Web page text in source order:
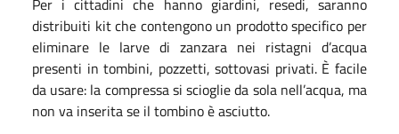
distribuiti kit che contengono un prodotto specifico per
eliminare le larve di zanzara nei ristagni d’acqua
presenti in tombini, pozzetti, sottovasi privati. È facile
da usare: la compressa si scioglie da sola nell’acqua, ma
non va inserita se il tombino è asciutto.